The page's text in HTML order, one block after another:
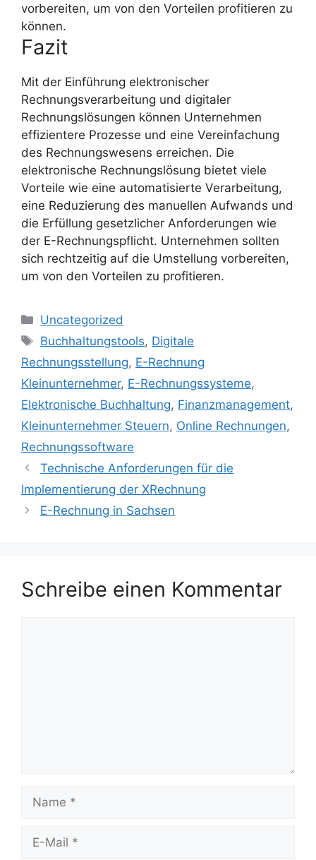
vorbereiten, um von den Vorteilen profitieren zu
können.
Fazit
Mit der Einführung elektronischer
Rechnungsverarbeitung und digitaler
Rechnungslösungen können Unternehmen
effizientere Prozesse und eine Vereinfachung
des Rechnungswesens erreichen. Die
elektronische Rechnungslösung bietet viele
Vorteile wie eine automatisierte Verarbeitung,
eine Reduzierung des manuellen Aufwands und
die Erfüllung gesetzlicher Anforderungen wie
der E-Rechnungspflicht. Unternehmen sollten
sich rechtzeitig auf die Umstellung vorbereiten,
um von den Vorteilen zu profitieren.
Kategorien
Uncategorized
Schlagwörter
Buchhaltungstools, Digitale
Rechnungsstellung, E-Rechnung
Kleinunternehmer, E-Rechnungssysteme,
Elektronische Buchhaltung, Finanzmanagement,
Kleinunternehmer Steuern, Online Rechnungen,
Rechnungssoftware
Technische Anforderungen für die
Implementierung der XRechnung
E-Rechnung in Sachsen
Schreibe einen Kommentar
Mail